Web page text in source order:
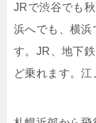
JRで渋谷でも
浜へでも、横浜
す。JR、地下
ど乗れます。江